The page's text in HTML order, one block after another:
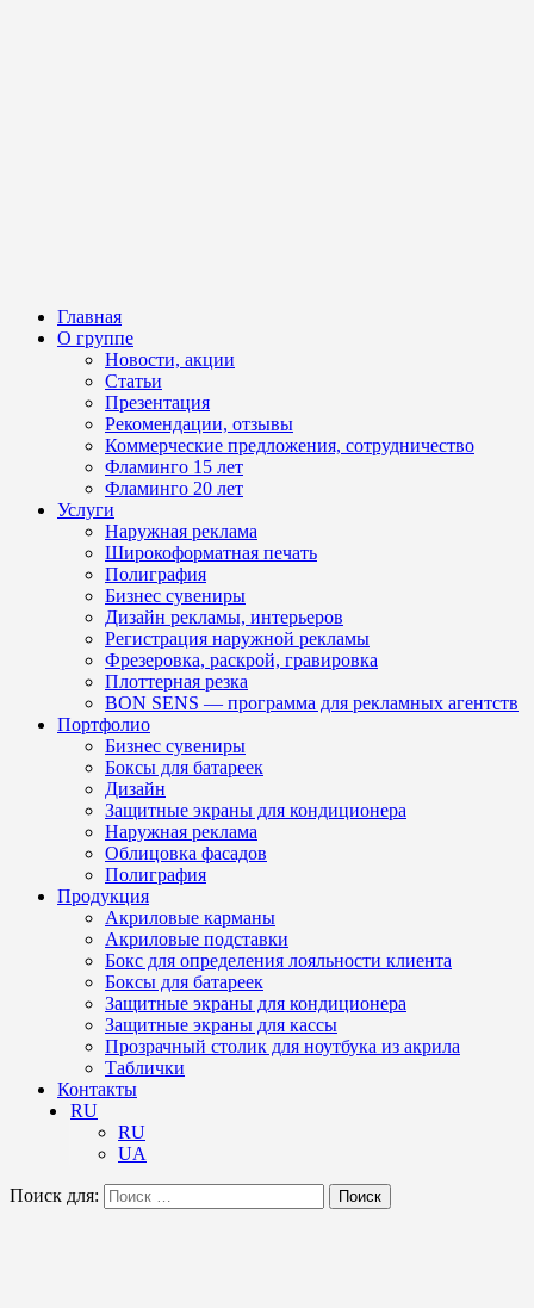
Главная
О группе
Новости, акции
Статьи
Презентация
Рекомендации, отзывы
Коммерческие предложения, сотрудничество
Фламинго 15 лет
Фламинго 20 лет
Услуги
Наружная реклама
Широкоформатная печать
Полиграфия
Бизнес сувениры
Дизайн рекламы, интерьеров
Регистрация наружной рекламы
Фрезеровка, раскрой, гравировка
Плоттерная резка
BON SENS — программа для рекламных агентств
Портфолио
Бизнес сувениры
Боксы для батареек
Дизайн
Защитные экраны для кондиционера
Наружная реклама
Облицовка фасадов
Полиграфия
Продукция
Акриловые карманы
Акриловые подставки
Бокс для определения лояльности клиента
Боксы для батареек
Защитные экраны для кондиционера
Защитные экраны для кассы
Прозрачный столик для ноутбука из акрила
Таблички
Контакты
RU
RU
UA
Поиск для: Поиск